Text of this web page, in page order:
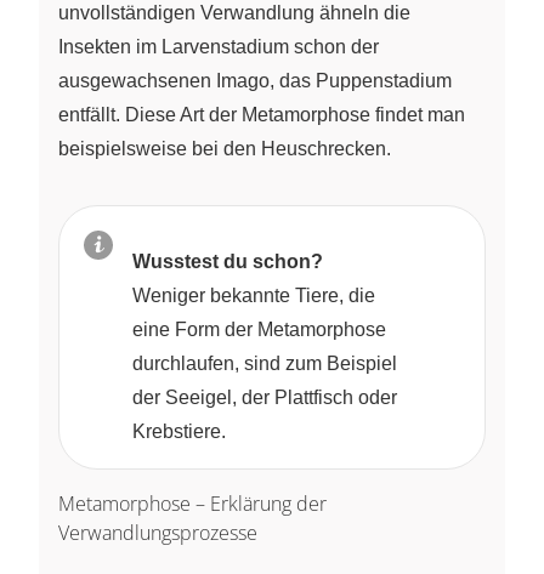
unvollständigen Verwandlung ähneln die
Insekten im Larvenstadium schon der
ausgewachsenen Imago, das Puppenstadium
entfällt. Diese Art der Metamorphose findet man
beispielsweise bei den Heuschrecken.
Wusstest du schon?
Weniger bekannte Tiere, die
eine Form der Metamorphose
durchlaufen, sind zum Beispiel
der Seeigel, der Plattfisch oder
Krebstiere.
Metamorphose – Erklärung der
Verwandlungsprozesse